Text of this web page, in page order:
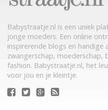
Babystraatje.nl is een uniek
jonge moeders. Een online
inspirerende blogs en handige
zwangerschap, moederschap,
fashion. Babystraatje.nl, het
voor jou en je kleintje.